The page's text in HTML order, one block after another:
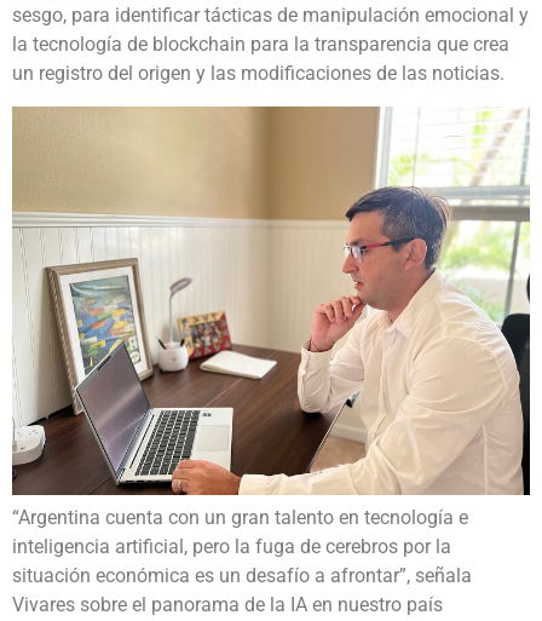
sesgo, para identificar tácticas de manipulación emocional y
la tecnología de blockchain para la transparencia que crea
un registro del origen y las modificaciones de las noticias.
“Argentina cuenta con un gran talento en tecnología e
inteligencia artificial, pero la fuga de cerebros por la
situación económica es un desafío a afrontar”, señala
Vivares sobre el panorama de la IA en nuestro país